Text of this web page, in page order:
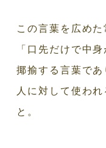
この言葉を広め
「口先だけで中
揶揄する言葉で
人に対して使わ
と。